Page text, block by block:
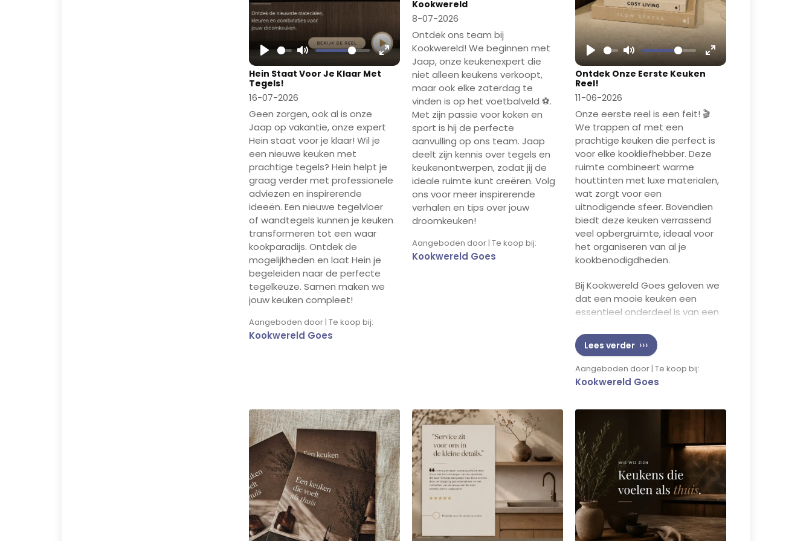
Play Mute
Enter
fullscreen
Hein Staat Voor Je Klaar Met
Tegels!
16-07-2026
Geen zorgen, ook al is onze
Jaap op vakantie, onze expert
Hein staat voor je klaar! Wil je
een nieuwe keuken met
prachtige tegels? Hein helpt je
graag verder met professionele
adviezen en inspirerende
ideeën. Een nieuwe tegelvloer
of wandtegels kunnen je keuken
transformeren tot een waar
kookparadijs. Ontdek de
mogelijkheden en laat Hein je
begeleiden naar de perfecte
tegelkeuze. Samen maken we
jouw keuken compleet!
Aangeboden door | Te koop bij:
Kookwereld Goes
Kookwereld
8-07-2026
Ontdek ons team bij
Kookwereld! We beginnen met
Jaap, onze keukenexpert die
niet alleen keukens verkoopt,
maar ook elke zaterdag te
vinden is op het voetbalveld ⚽️.
Met zijn passie voor koken en
sport is hij de perfecte
aanvulling op ons team. Jaap
deelt zijn kennis over tegels en
keukenontwerpen, zodat jij de
ideale ruimte kunt creëren. Volg
ons voor meer inspirerende
verhalen en tips over jouw
droomkeuken!
Aangeboden door | Te koop bij:
Kookwereld Goes
Play Mute
Enter
Ontdek Onze Eerste Keuken
Reel!
11-06-2026
Onze eerste reel is een feit! 🎬
We trappen af met een
prachtige keuken die perfect is
voor elke kookliefhebber. Deze
ruimte combineert warme
houttinten met luxe materialen,
wat zorgt voor een
uitnodigende sfeer. Bovendien
biedt deze keuken verrassend
veel opbergruimte, ideaal voor
het organiseren van al je
kookbenodigdheden.
Bij Kookwereld Goes geloven we
dat een mooie keuken een
essentieel onderdeel is van een
deze stijl… en jullie? 🤎
Lees verder
Aangeboden door | Te koop bij:
Kookwereld Goes